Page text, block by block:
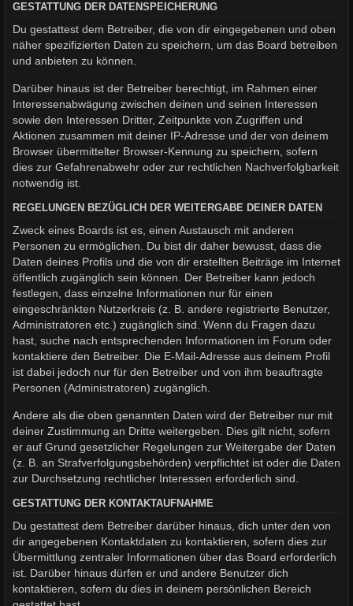
GESTATTUNG DER DATENSPEICHERUNG
Du gestattest dem Betreiber, die von dir eingegebenen und oben
näher spezifizierten Daten zu speichern, um das Board betreiben
und anbieten zu können.
Darüber hinaus ist der Betreiber berechtigt, im Rahmen einer
Interessenabwägung zwischen deinen und seinen Interessen
sowie den Interessen Dritter, Zeitpunkte von Zugriffen und
Aktionen zusammen mit deiner IP-Adresse und der von deinem
Browser übermittelter Browser-Kennung zu speichern, sofern
dies zur Gefahrenabwehr oder zur rechtlichen Nachverfolgbarkeit
notwendig ist.
REGELUNGEN BEZÜGLICH DER WEITERGABE DEINER DATEN
Zweck eines Boards ist es, einen Austausch mit anderen
Personen zu ermöglichen. Du bist dir daher bewusst, dass die
Daten deines Profils und die von dir erstellten Beiträge im Internet
öffentlich zugänglich sein können. Der Betreiber kann jedoch
festlegen, dass einzelne Informationen nur für einen
eingeschränkten Nutzerkreis (z. B. andere registrierte Benutzer,
Administratoren etc.) zugänglich sind. Wenn du Fragen dazu
hast, suche nach entsprechenden Informationen im Forum oder
kontaktiere den Betreiber. Die E-Mail-Adresse aus deinem Profil
ist dabei jedoch nur für den Betreiber und von ihm beauftragte
Personen (Administratoren) zugänglich.
Andere als die oben genannten Daten wird der Betreiber nur mit
deiner Zustimmung an Dritte weitergeben. Dies gilt nicht, sofern
er auf Grund gesetzlicher Regelungen zur Weitergabe der Daten
(z. B. an Strafverfolgungsbehörden) verpflichtet ist oder die Daten
zur Durchsetzung rechtlicher Interessen erforderlich sind.
GESTATTUNG DER KONTAKTAUFNAHME
Du gestattest dem Betreiber darüber hinaus, dich unter den von
dir angegebenen Kontaktdaten zu kontaktieren, sofern dies zur
Übermittlung zentraler Informationen über das Board erforderlich
ist. Darüber hinaus dürfen er und andere Benutzer dich
kontaktieren, sofern du dies in deinem persönlichen Bereich